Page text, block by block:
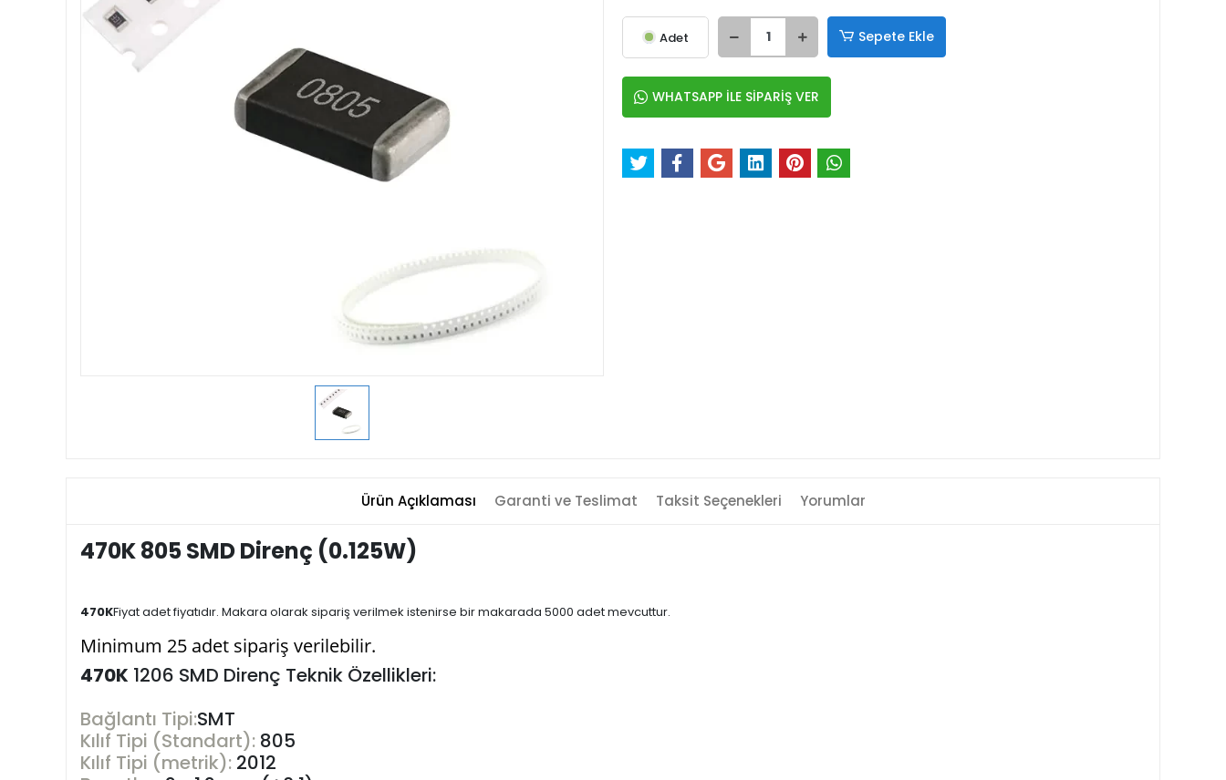
Adet Sepete Ekle
WHATSAPP İLE SİPARİŞ VER
Ürün Açıklaması Garanti ve Teslimat Taksit Seçenekleri Yorumlar
470K 805 SMD Direnç (0.125W)
470KFiyat adet fiyatıdır. Makara olarak sipariş verilmek istenirse bir makarada 5000 adet mevcuttur.
Minimum 25 adet sipariş verilebilir.
470K 1206 SMD Direnç Teknik Özellikleri:
Bağlantı Tipi:SMT
Kılıf Tipi (Standart): 805
Kılıf Tipi (metrik): 2012